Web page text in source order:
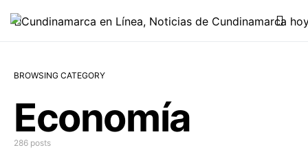
BROWSING CATEGORY
Economía
286 posts